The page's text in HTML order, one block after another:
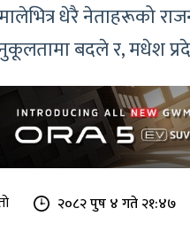
धेरै नेताहरूको
बदले र, मधेश
२०८२ पुष ४ गते २१:४७